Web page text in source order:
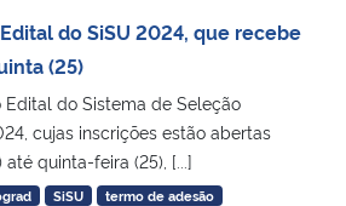
do SiSU 2024, que recebe
(25)
Edital do Sistema de Seleção
cujas inscrições estão abertas
quinta-feira (25), [...]
SiSU termo de adesão